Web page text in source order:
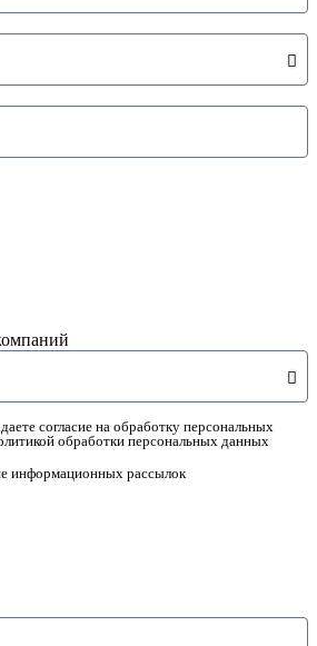
согласие на обработку персональных
обработки персональных данных
информационных рассылок